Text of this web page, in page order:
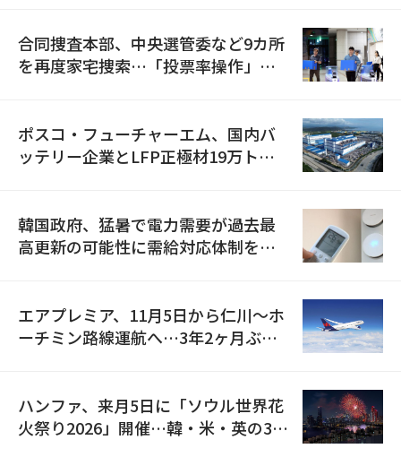
合同捜査本部、中央選管委など9カ所
を再度家宅捜索…「投票率操作」の
ポスコ・フューチャーエム、国内バ
ッテリー企業とLFP正極材19万トン
韓国政府、猛暑で電力需要が過去最
高更新の可能性に需給対応体制を点
エアプレミア、11月5日から仁川〜ホ
ーチミン路線運航へ…3年2ヶ月ぶり
ハンファ、来月5日に「ソウル世界花
火祭り2026」開催…韓・米・英の3カ